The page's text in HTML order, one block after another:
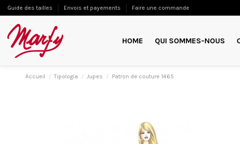
Guide des tailles Envois et payements Faire une commande
HOME QUI SOMMES-NOUS
Accueil Tipologia Jupes Patron de couture 1465